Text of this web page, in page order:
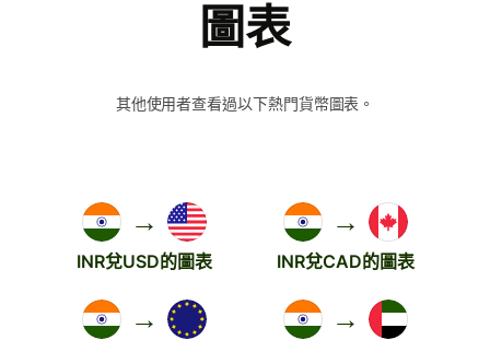
圖表
其他使用者查看過以下熱門貨幣圖表。
→
INR兌USD的圖表
→
INR兌CAD的圖表
→ →